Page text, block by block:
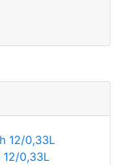
12/0,33L